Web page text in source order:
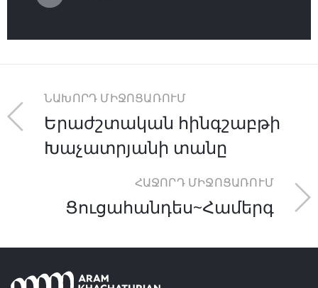
ՆԱԽՈՐԴ ՄԻՋՈՑԱՌՈՒՄ
Երաժշտական հինգշաբթի
Խաչատրյանի տանը
ՀԱՋՈՐԴ ՄԻՋՈՑԱՌՈՒՄ
Ցուցահանդես~Համերգ